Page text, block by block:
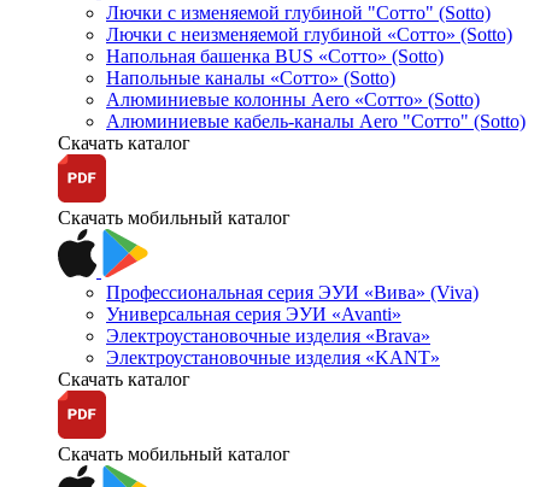
Лючки с изменяемой глубиной "Сотто" (Sotto)
Лючки с неизменяемой глубиной «Сотто» (Sotto)
Напольная башенка BUS «Сотто» (Sotto)
Напольные каналы «Сотто» (Sotto)
Алюминиевые колонны Aero «Сотто» (Sotto)
Алюминиевые кабель-каналы Aero "Сотто" (Sotto)
Скачать каталог
Скачать мобильный каталог
Профессиональная серия ЭУИ «Вива» (Viva)
Универсальная серия ЭУИ «Avanti»
Электроустановочные изделия «Brava»
Электроустановочные изделия «KANT»
Скачать каталог
Скачать мобильный каталог